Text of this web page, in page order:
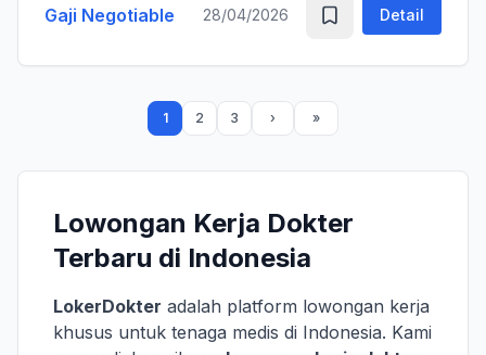
Gaji Negotiable 28/04/2026 Detail
1 2 3
Lowongan Kerja Dokter
Terbaru di Indonesia
LokerDokter adalah platform lowongan kerja
khusus untuk tenaga medis di Indonesia. Kami